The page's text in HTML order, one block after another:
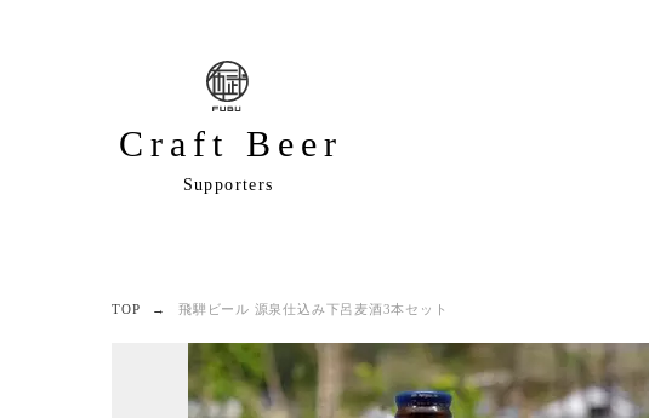
Craft Beer
Supporters
TOP 飛騨ビール 源泉仕込み下呂麦酒3本セット